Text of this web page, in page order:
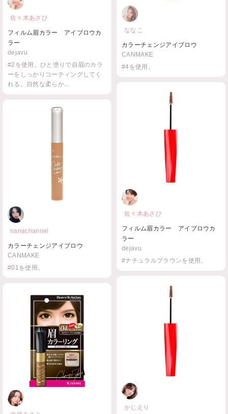
佐々木あさひ
フィルム眉カラー アイブロウカ
ラー
dejavu
#2を使用。ひと塗りで自眉のカラ
ーをしっかりコーティングしてく
れる。自然な柔らか...
ななこ
カラーチェンジアイブロウ
CANMAKE
#4を使用。
佐々木あさひ
フィルム眉カラー アイブロウカ
ラー
dejavu
#ナチュラルブラウンを使用。
nanachannel
カラーチェンジアイブロウ
CANMAKE
#01を使用。
かじえり